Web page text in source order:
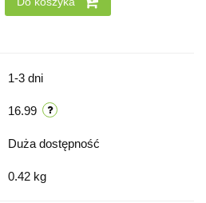
1-3 dni
16.99
Duża dostępność
0.42 kg